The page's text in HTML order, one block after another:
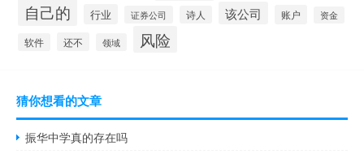
自己的 行业 证券公司 诗人 该公司 账户 资金
软件 还不 领域 风险
猜你想看的文章
振华中学真的存在吗